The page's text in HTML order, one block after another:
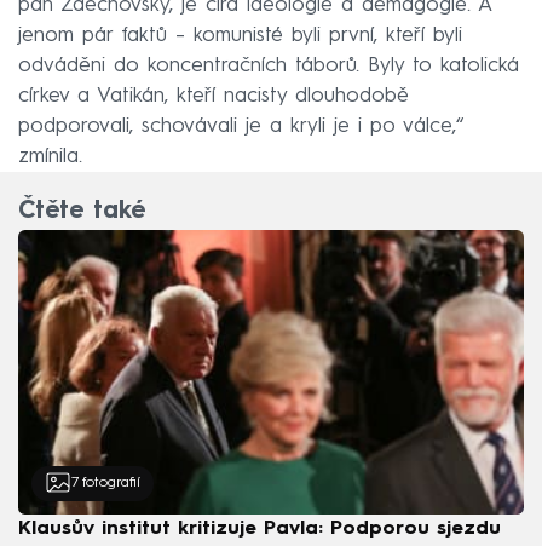
pan Zdechovský, je čirá ideologie a demagogie. A
jenom pár faktů – komunisté byli první, kteří byli
odváděni do koncentračních táborů. Byly to katolická
církev a Vatikán, kteří nacisty dlouhodobě
podporovali, schovávali je a kryli je i po válce,“
zmínila.
Čtěte také
7 fotografií
Klausův institut kritizuje Pavla: Podporou sjezdu